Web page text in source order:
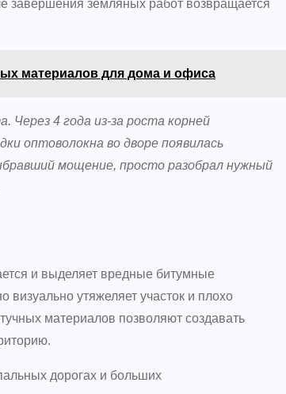
завершения земляных работ возвращается
материалов для дома и офиса
4 года из-за роста корней
оптоволокна во дворе появилась
мощение, просто разобрал нужный
и выделяет вредные битумные
визуально утяжеляет участок и плохо
материалов позволяют создавать
дорогах и больших